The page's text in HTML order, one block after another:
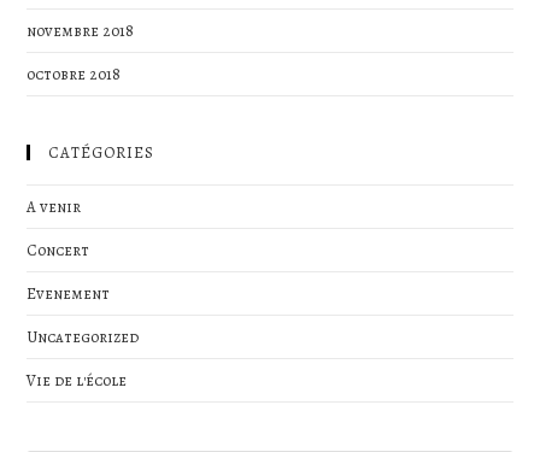
novembre 2018
octobre 2018
CATÉGORIES
A venir
Concert
Evenement
Uncategorized
Vie de l'école